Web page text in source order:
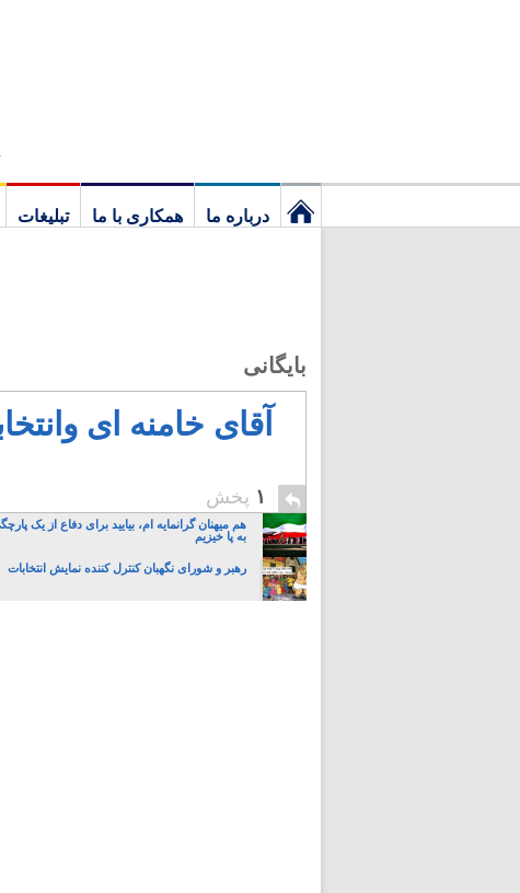
درباره ما همکاری با ما
تبلیغات
بایگانی
آقای خامنه ای
۱ پخش
هم میهنان گرانمایه ام، بیایید برای دفاع از یک
به پا خیزیم
رهبر و شورای نگهبان کنترل کننده نمایش انتخابات